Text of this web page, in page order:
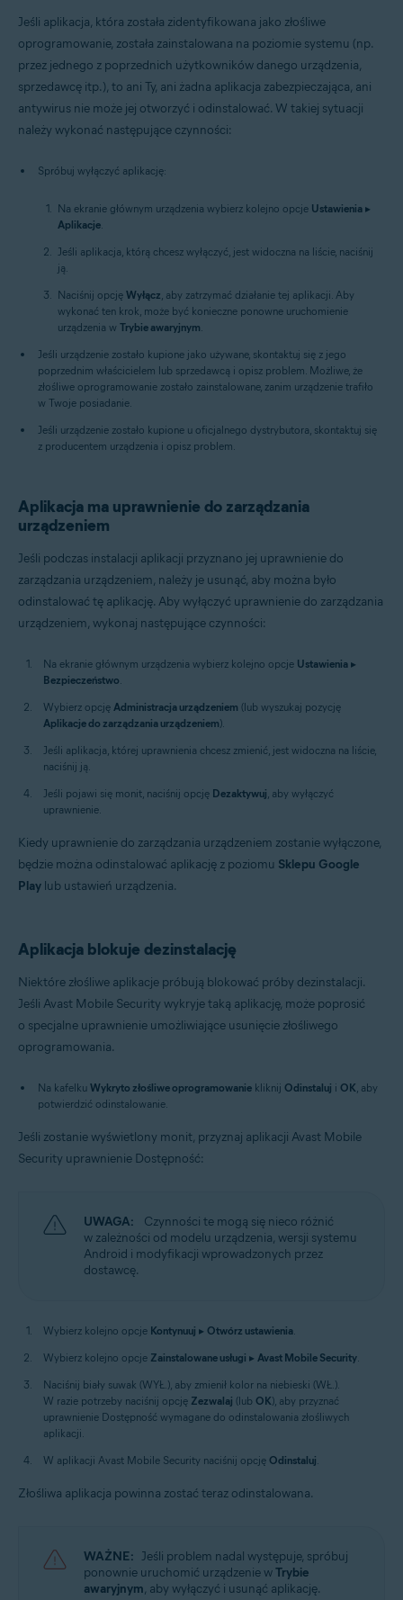
Jeśli aplikacja, która została zidentyfikowana jako złośliwe
oprogramowanie, została zainstalowana na poziomie systemu (np.
przez jednego z poprzednich użytkowników danego urządzenia,
sprzedawcę itp.), to ani Ty, ani żadna aplikacja zabezpieczająca, ani
antywirus nie może jej otworzyć i odinstalować. W takiej sytuacji
należy wykonać następujące czynności:
Spróbuj wyłączyć aplikację:
Na ekranie głównym urządzenia wybierz kolejno opcje Ustawienia ▸
Aplikacje.
Jeśli aplikacja, którą chcesz wyłączyć, jest widoczna na liście, naciśnij
ją.
Naciśnij opcję Wyłącz, aby zatrzymać działanie tej aplikacji. Aby
wykonać ten krok, może być konieczne ponowne uruchomienie
urządzenia w Trybie awaryjnym.
Jeśli urządzenie zostało kupione jako używane, skontaktuj się z jego
poprzednim właścicielem lub sprzedawcą i opisz problem. Możliwe, że
złośliwe oprogramowanie zostało zainstalowane, zanim urządzenie trafiło
w Twoje posiadanie.
Jeśli urządzenie zostało kupione u oficjalnego dystrybutora, skontaktuj się
z producentem urządzenia i opisz problem.
Aplikacja ma uprawnienie do zarządzania
urządzeniem
Jeśli podczas instalacji aplikacji przyznano jej uprawnienie do
zarządzania urządzeniem, należy je usunąć, aby można było
odinstalować tę aplikację. Aby wyłączyć uprawnienie do zarządzania
urządzeniem, wykonaj następujące czynności:
Na ekranie głównym urządzenia wybierz kolejno opcje Ustawienia ▸
Bezpieczeństwo.
Wybierz opcję Administracja urządzeniem (lub wyszukaj pozycję
Aplikacje do zarządzania urządzeniem).
Jeśli aplikacja, której uprawnienia chcesz zmienić, jest widoczna na liście,
naciśnij ją.
Jeśli pojawi się monit, naciśnij opcję Dezaktywuj, aby wyłączyć
uprawnienie.
Kiedy uprawnienie do zarządzania urządzeniem zostanie wyłączone,
będzie można odinstalować aplikację z poziomu Sklepu Google
Play lub ustawień urządzenia.
Aplikacja blokuje dezinstalację
Niektóre złośliwe aplikacje próbują blokować próby dezinstalacji.
Jeśli Avast Mobile Security wykryje taką aplikację, może poprosić
o specjalne uprawnienie umożliwiające usunięcie złośliwego
oprogramowania.
Na kafelku Wykryto złośliwe oprogramowanie kliknij Odinstaluj i OK, aby
potwierdzić odinstalowanie.
Jeśli zostanie wyświetlony monit, przyznaj aplikacji Avast Mobile
Security uprawnienie Dostępność:
UWAGA:
Czynności te mogą się nieco różnić
w zależności od modelu urządzenia, wersji systemu
Android i modyfikacji wprowadzonych przez
dostawcę.
Wybierz kolejno opcje Kontynuuj ▸ Otwórz ustawienia.
Wybierz kolejno opcje Zainstalowane usługi ▸ Avast Mobile Security.
Naciśnij biały suwak (WYŁ.), aby zmienił kolor na niebieski (WŁ.).
W razie potrzeby naciśnij opcję Zezwalaj (lub OK), aby przyznać
uprawnienie Dostępność wymagane do odinstalowania złośliwych
aplikacji.
W aplikacji Avast Mobile Security naciśnij opcję Odinstaluj.
Złośliwa aplikacja powinna zostać teraz odinstalowana.
WAŻNE: Jeśli problem nadal występuje, spróbuj
ponownie uruchomić urządzenie wTrybie
awaryjnym, aby wyłączyć i usunąć aplikację.